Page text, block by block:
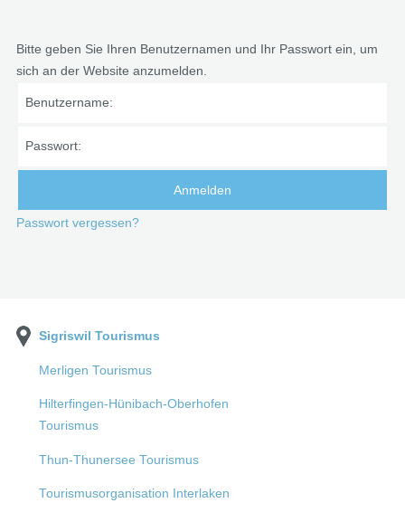
Bitte geben Sie Ihren Benutzernamen und Ihr Passwort ein, um
sich an der Website anzumelden.
Benutzername:
Passwort:
Passwort vergessen?
Sigriswil Tourismus
Merligen Tourismus
Hilterfingen-Hünibach-Oberhofen
Tourismus
Thun-Thunersee Tourismus
Tourismusorganisation Interlaken